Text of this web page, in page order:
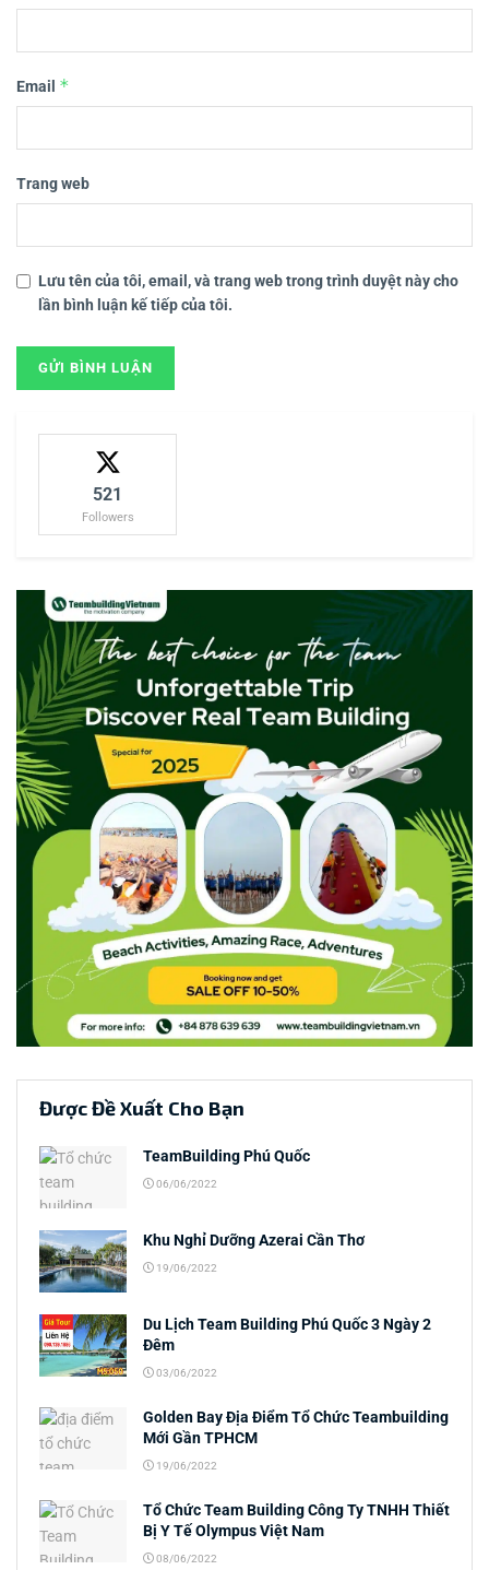
Email *
Trang web
Lưu tên của tôi, email, và trang web trong trình duyệt này cho
lần bình luận kế tiếp của tôi.
521
Followers
Được Đề Xuất Cho Bạn
TeamBuilding Phú Quốc
06/06/2022
Khu Nghỉ Dưỡng Azerai Cần Thơ
19/06/2022
Du Lịch Team Building Phú Quốc 3 Ngày 2
Đêm
03/06/2022
Golden Bay Địa Điểm Tổ Chức Teambuilding
Mới Gần TPHCM
19/06/2022
Tổ Chức Team Building Công Ty TNHH Thiết
Bị Y Tế Olympus Việt Nam
08/06/2022